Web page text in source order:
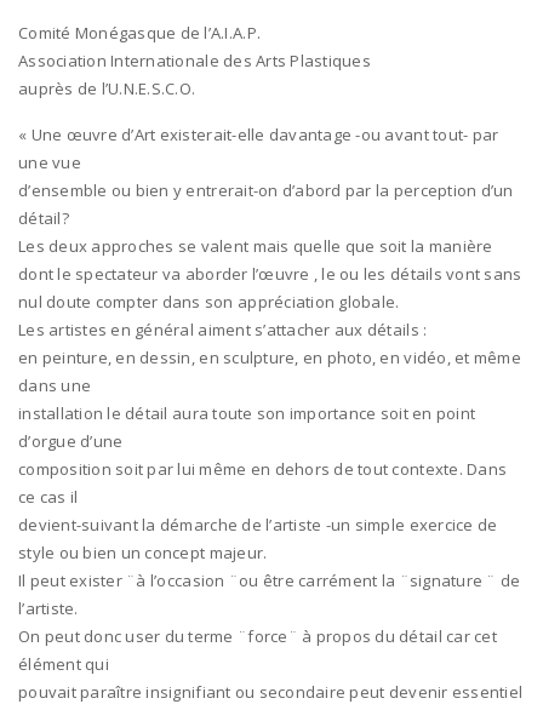
Comité Monégasque de l’A.I.A.P.
Association Internationale des Arts Plastiques
auprès de l’U.N.E.S.C.O.
« Une œuvre d’Art existerait-elle davantage -ou avant tout- par
une vue
d’ensemble ou bien y entrerait-on d’abord par la perception d’un
détail?
Les deux approches se valent mais quelle que soit la manière
dont le spectateur va aborder l’œuvre , le ou les détails vont sans
nul doute compter dans son appréciation globale.
Les artistes en général aiment s’attacher aux détails :
en peinture, en dessin, en sculpture, en photo, en vidéo, et même
dans une
installation le détail aura toute son importance soit en point
d’orgue d’une
composition soit par lui même en dehors de tout contexte. Dans
ce cas il
devient-suivant la démarche de l’artiste -un simple exercice de
style ou bien un concept majeur.
Il peut exister ¨à l’occasion ¨ou être carrément la ¨signature ¨ de
l’artiste.
On peut donc user du terme ¨force¨ à propos du détail car cet
élément qui
pouvait paraître insignifiant ou secondaire peut devenir essentiel